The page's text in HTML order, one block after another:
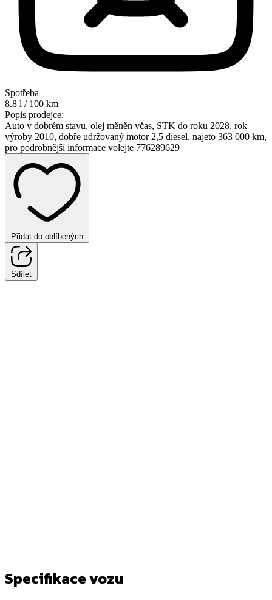
Spotřeba
8.8 l / 100 km
Popis prodejce:
Auto v dobrém stavu, olej měněn včas, STK do roku 2028, rok
výroby 2010, dobře udržovaný motor 2,5 diesel, najeto 363 000 km,
pro podrobnější informace volejte 776289629
Přidat do oblíbených
Sdílet
Specifikace vozu